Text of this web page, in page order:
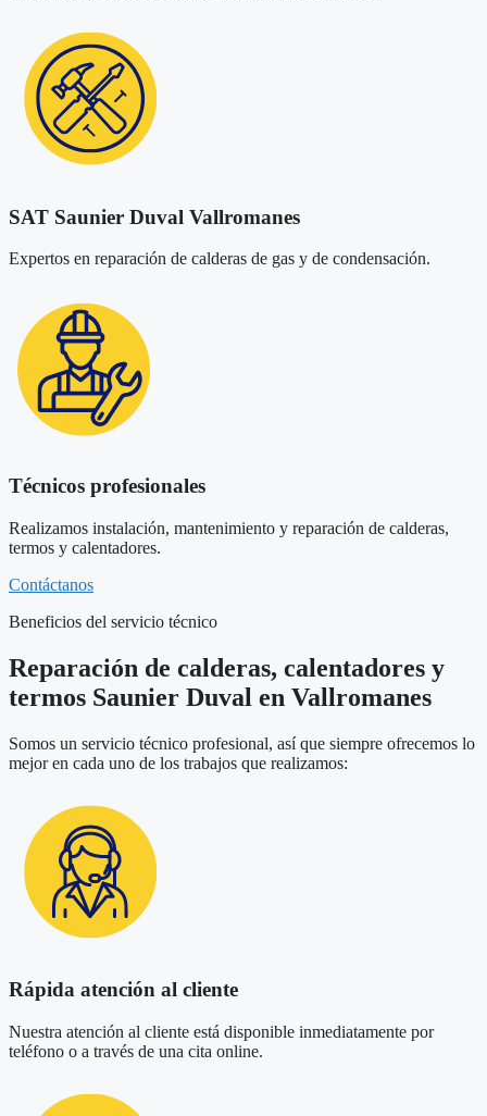
SAT Saunier Duval Vallromanes
Expertos en reparación de calderas de gas y de condensación.
Técnicos profesionales
Realizamos instalación, mantenimiento y reparación de calderas,
termos y calentadores.
Contáctanos
Beneficios del servicio técnico
Reparación de calderas, calentadores y
termos Saunier Duval en Vallromanes
Somos un servicio técnico profesional, así que siempre ofrecemos lo
mejor en cada uno de los trabajos que realizamos:
Rápida atención al cliente
Nuestra atención al cliente está disponible inmediatamente por
teléfono o a través de una cita online.